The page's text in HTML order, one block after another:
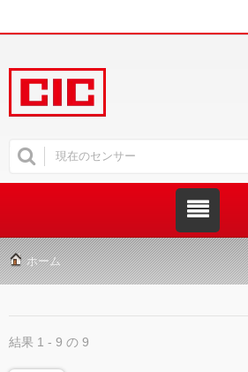
ホーム
結果 1 - 9 の 9